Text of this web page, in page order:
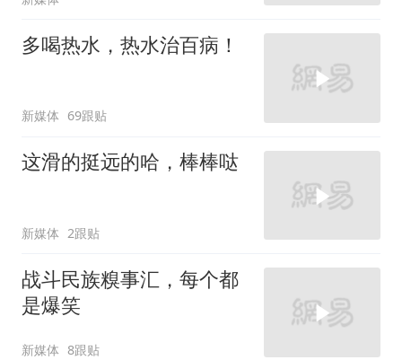
多喝热水，热水治百病！
新媒体 69跟贴
这滑的挺远的哈，棒棒哒
新媒体 2跟贴
战斗民族糗事汇，每个都
是爆笑
新媒体 8跟贴